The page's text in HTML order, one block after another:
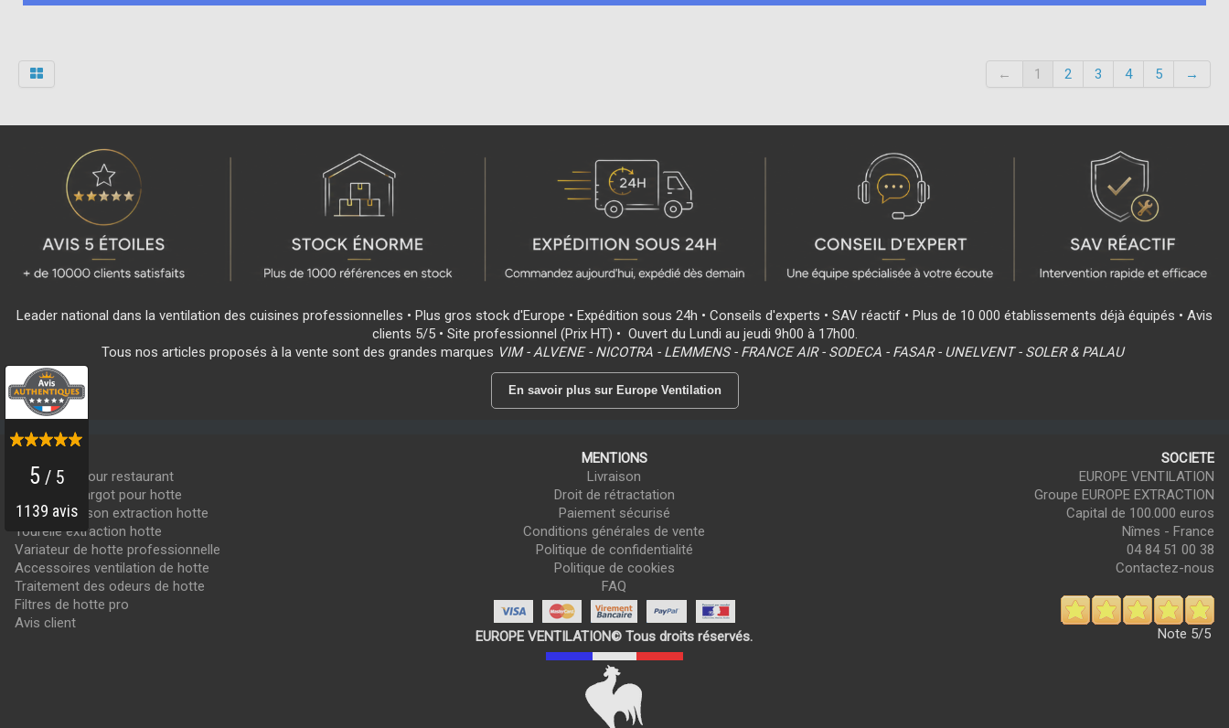
← 1 2 3 4 5 →
Leader national dans la ventilation des cuisines professionnelles • Plus gros stock d'Europe • Expédition sous 24h • Conseils d'experts • SAV réactif • Plus de 10 000 établissements déjà équipés • Avis
clients 5/5 • Site professionnel (Prix HT) • Ouvert du Lundi au jeudi 9h00 à 17h00.
Tous nos articles proposés à la vente sont des grandes marques VIM - ALVENE - NICOTRA - LEMMENS - FRANCE AIR - SODECA - FASAR - UNELVENT - SOLER & PALAU
En savoir plus sur Europe Ventilation
Hotte inox pour restaurant
Moteur escargot pour hotte
Moteur caisson extraction hotte
Tourelle extraction hotte
Variateur de hotte professionnelle
Accessoires ventilation de hotte
Traitement des odeurs de hotte
Filtres de hotte pro
Avis client
MENTIONS
Livraison
Droit de rétractation
Paiement sécurisé
Conditions générales de vente
Politique de confidentialité
Politique de cookies
FAQ
EUROPE VENTILATION© Tous droits réservés.
SOCIETE
EUROPE VENTILATION
Groupe EUROPE EXTRACTION
Capital de 100.000 euros
Nîmes - France
04 84 51 00 38
Contactez-nous
Note 5/5